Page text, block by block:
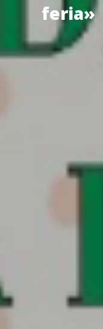
feria»